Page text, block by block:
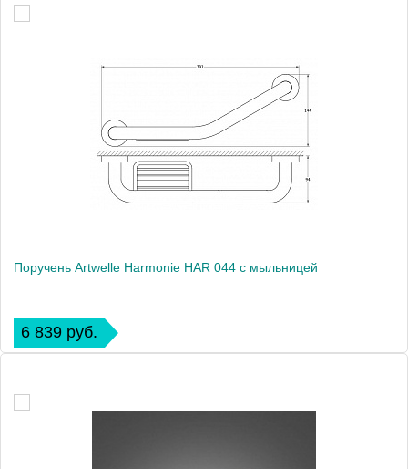
Поручень Artwelle Harmonie HAR 044 с мыльницей
6 839 руб.